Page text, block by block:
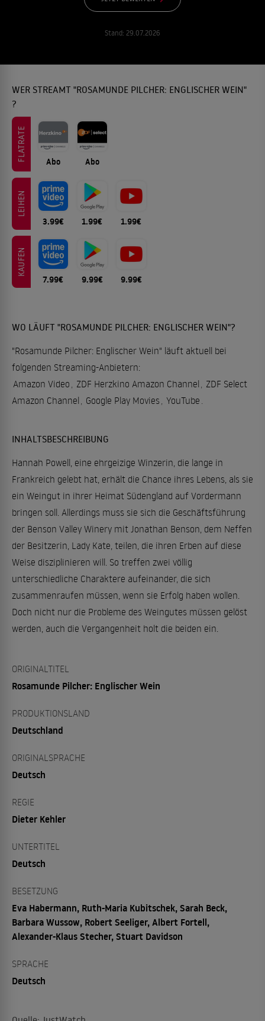
Stand: 29.07.2026
WER STREAMT "ROSAMUNDE PILCHER: ENGLISCHER WEIN"
?
FLATRATE Abo Abo
LEIHEN
3.99€ 1.99€ 1.99€
KAUFEN
7.99€ 9.99€ 9.99€
WO LÄUFT "ROSAMUNDE PILCHER: ENGLISCHER WEIN"?
"Rosamunde Pilcher: Englischer Wein" läuft aktuell bei
folgenden Streaming-Anbietern:
Amazon Video
ZDF Herzkino Amazon Channel
ZDF Select
Amazon Channel
Google Play Movies YouTube
INHALTSBESCHREIBUNG
Hannah Powell, eine ehrgeizige Winzerin, die lange in
Frankreich gelebt hat, erhält die Chance ihres Lebens, als sie
ein Weingut in ihrer Heimat Südengland auf Vordermann
bringen soll. Allerdings muss sie sich die Geschäftsführung
der Benson Valley Winery mit Jonathan Benson, dem Neffen
der Besitzerin, Lady Kate, teilen, die ihren Erben auf diese
Weise disziplinieren will. So treffen zwei völlig
unterschiedliche Charaktere aufeinander, die sich
zusammenraufen müssen, wenn sie Erfolg haben wollen.
Doch nicht nur die Probleme des Weingutes müssen gelöst
werden, auch die Vergangenheit holt die beiden ein.
ORIGINALTITEL
Rosamunde Pilcher: Englischer Wein
PRODUKTIONSLAND
Deutschland
ORIGINALSPRACHE
Deutsch
REGIE
Dieter Kehler
UNTERTITEL
Deutsch
BESETZUNG
Eva Habermann, Ruth-Maria Kubitschek, Sarah Beck,
Barbara Wussow, Robert Seeliger, Albert Fortell,
Alexander-Klaus Stecher, Stuart Davidson
SPRACHE
Deutsch